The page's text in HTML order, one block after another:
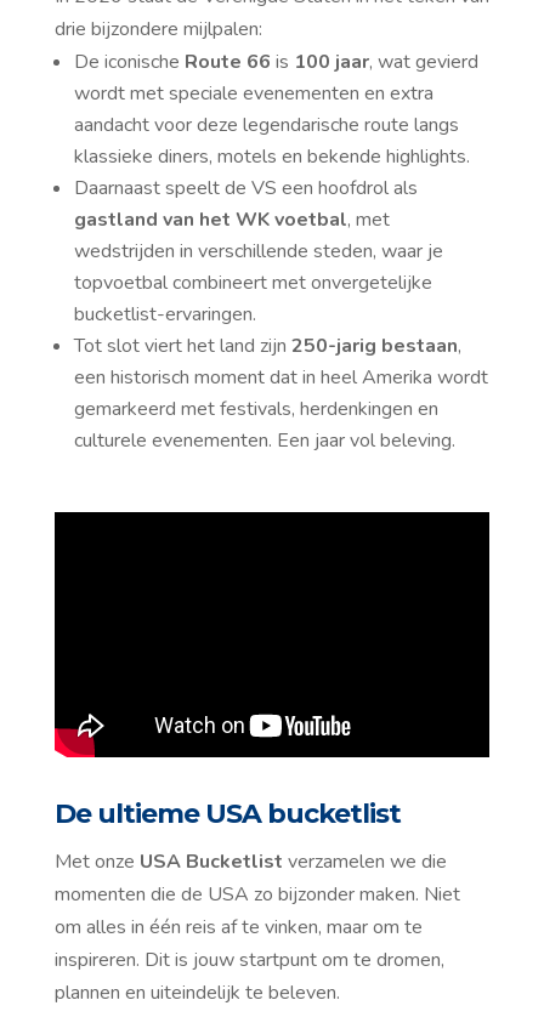
drie bijzondere mijlpalen:
De iconische Route 66 is 100 jaar, wat gevierd
wordt met speciale evenementen en extra
aandacht voor deze legendarische route langs
klassieke diners, motels en bekende highlights.
Daarnaast speelt de VS een hoofdrol als
gastland van het WK voetbal, met
wedstrijden in verschillende steden, waar je
topvoetbal combineert met onvergetelijke
bucketlist-ervaringen.
Tot slot viert het land zijn 250-jarig bestaan,
een historisch moment dat in heel Amerika wordt
gemarkeerd met festivals, herdenkingen en
culturele evenementen. Een jaar vol beleving.
De ultieme USA bucketlist
Met onze USA Bucketlist verzamelen we die
momenten die de USA zo bijzonder maken. Niet
om alles in één reis af te vinken, maar om te
inspireren. Dit is jouw startpunt om te dromen,
plannen en uiteindelijk te beleven.